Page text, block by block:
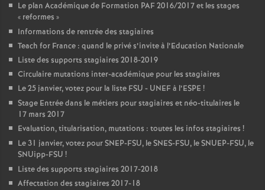
Le plan Académique de Formation PAF2016/2017 et les stages
« reformes »
Informations de rentrée des stagiaires
Teach for France : quand le privé s’invite à l’Education Nationale
Liste des supports stagiaires 2018-2019
Circulaire mutations inter-académique pour les stagiaires
Le 25 janvier, votez pour la liste FSU - UNEFà l’ESPE !
Stage Entrée dans le métiers pour stagiaires et néo-titulaires le
17 mars 2017
Evaluation, titularisation, mutations : toutes les infos stagiaires !
Le 31 janvier, votez pourSNEP-FSU, leSNES-FSU, leSNUEP-FSU, le
SNUipp-FSU !
Liste des supports stagiaires 2017-2018
Affectation des stagiaires 2017-18